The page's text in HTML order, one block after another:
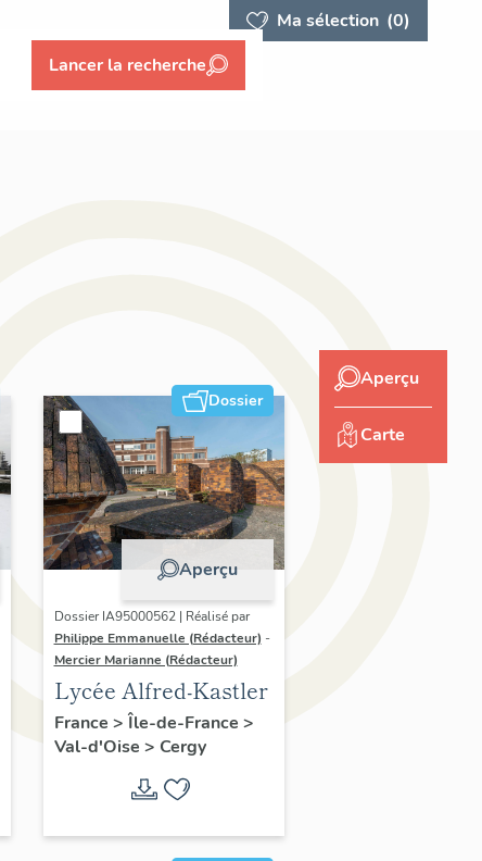
Ma sélection (0)
Lancer la recherche
Dossier
Aperçu
Dossier IA95000562 | Réalisé par
Philippe Emmanuelle (Rédacteur) -
Mercier Marianne (Rédacteur)
Lycée Alfred-Kastler
France > Île-de-France >
Val-d'Oise > Cergy
Aperçu
Carte